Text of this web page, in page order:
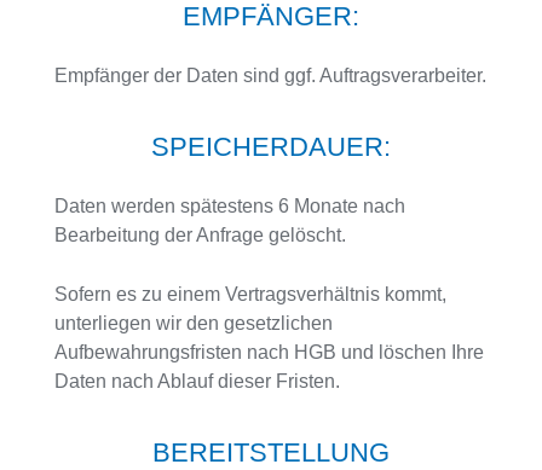
EMPFÄNGER:
Empfänger der Daten sind ggf. Auftragsverarbeiter.
SPEICHERDAUER:
Daten werden spätestens 6 Monate nach
Bearbeitung der Anfrage gelöscht.
Sofern es zu einem Vertragsverhältnis kommt,
unterliegen wir den gesetzlichen
Aufbewahrungsfristen nach HGB und löschen Ihre
Daten nach Ablauf dieser Fristen.
BEREITSTELLUNG